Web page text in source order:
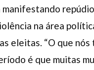
na área
eleitas. “O que
é que muitas